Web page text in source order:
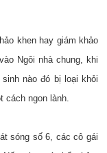
khen hay giám khảo
Ngôi nhà chung, khi
nào đó bị loại khỏi
cách ngon lành.
sóng số 6, các cô gái